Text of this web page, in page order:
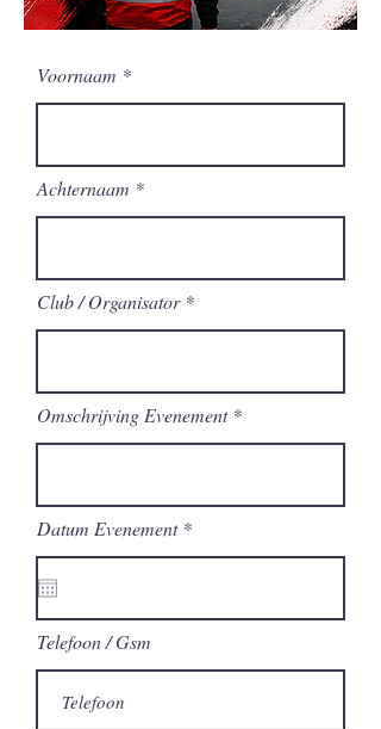
Voornaam
Achternaam
Club / Organisator
Omschrijving Evenement
Datum Evenement *r
q
r
Telefoon / Gsm